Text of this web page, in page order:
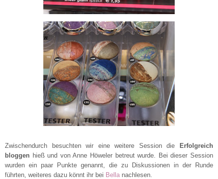
Zwischendurch besuchten wir eine weitere Session die Erfolgreich
bloggen hieß und von Anne Höweler betreut wurde. Bei dieser Session
wurden ein paar Punkte genannt, die zu Diskussionen in der Runde
führten, weiteres dazu könnt ihr bei Bella nachlesen.